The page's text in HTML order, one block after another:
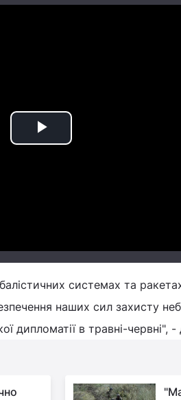
Play
системах та
наших сил захисту
дипломатії в травні-червні",